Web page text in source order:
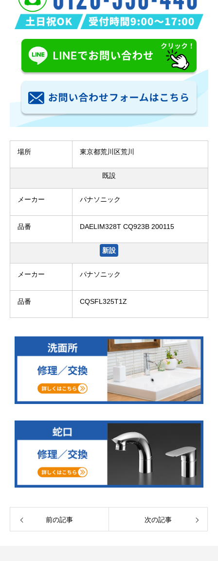
場所 東京都荒川区荒川
既設
メーカー パナソニック
品番 DAELIM328T CQ923B 200115
新設
メーカー パナソニック
品番 CQSFL325T1Z
前の記事 次の記事